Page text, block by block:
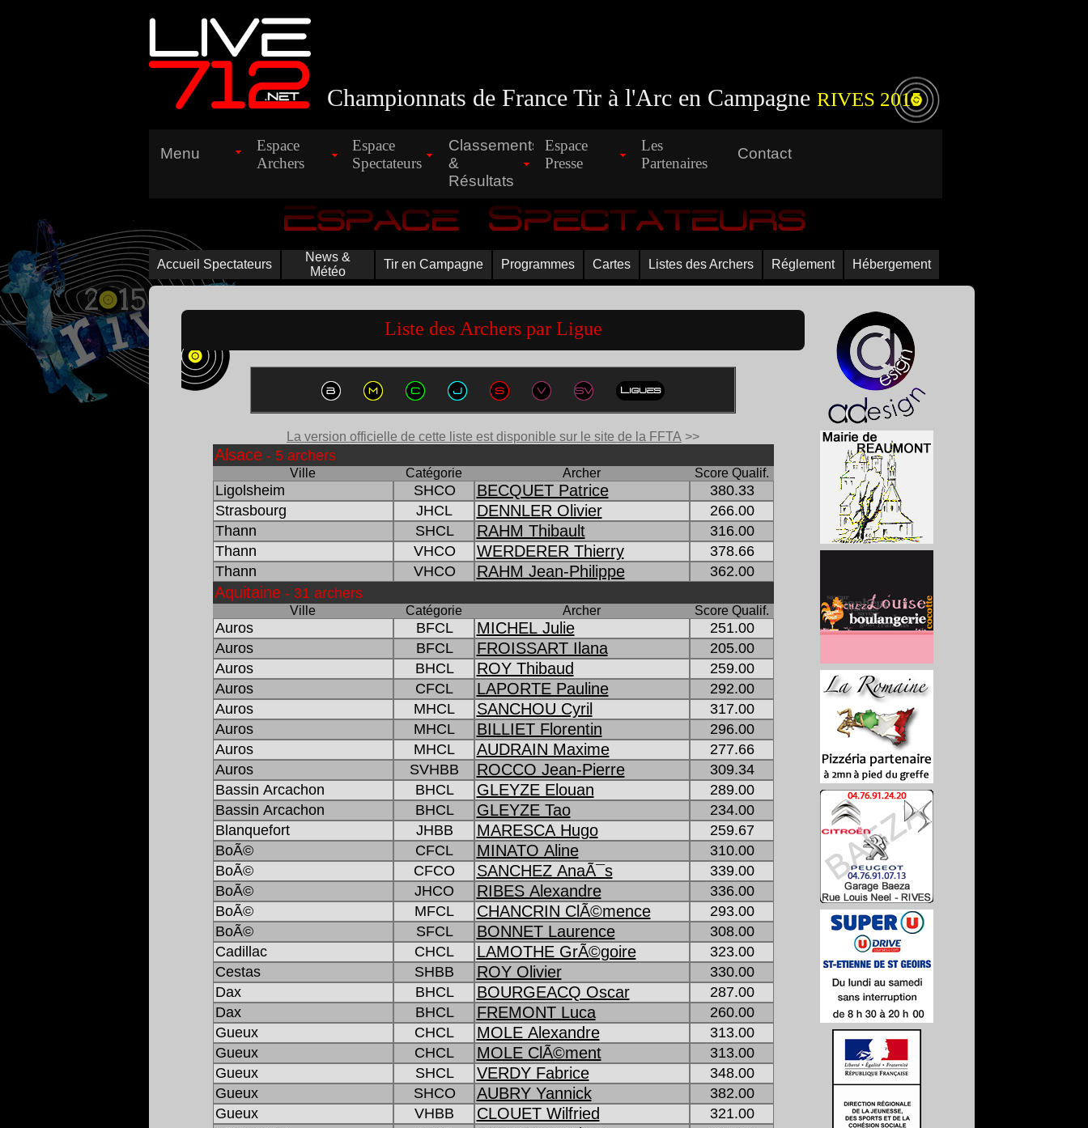
Championnats de France Tir à l'Arc en Campagne RIVES 2015
Menu
Espace
Archers
Espace
Spectateurs
Classements
&
Résultats
Espace
Presse
Les
Partenaires
Contact
Espace Spectateurs
Accueil Spectateurs
News &
Météo
Tir en Campagne Programmes Cartes Listes des Archers Réglement Hébergement
Liste des Archers par Ligue
La version officielle de cette liste est disponible sur le site de la FFTA >>
Alsace- 5 archers
Ville Catégorie Archer Score Qualif.
Ligolsheim SHCO BECQUET Patrice
380.33
Strasbourg
JHCL DENNLER Olivier
266.00
Thann
SHCL RAHM Thibault
316.00
Thann
VHCO WERDERER Thierry
378.66
Thann
VHCO RAHM Jean-Philippe 362.00
Aquitaine- 31 archers
Ville Catégorie Archer Score Qualif.
Auros BFCL MICHEL Julie
251.00
Auros
BFCL FROISSART Ilana
205.00
Auros
BHCL ROY Thibaud
259.00
Auros
CFCL LAPORTE Pauline
292.00
Auros
MHCL SANCHOU Cyril
317.00
Auros
MHCL BILLIET Florentin
296.00
Auros
MHCL AUDRAIN Maxime
277.66
Auros
SVHBB ROCCO Jean-Pierre
309.34
Bassin Arcachon
BHCL GLEYZE Elouan
289.00
Bassin Arcachon
BHCL GLEYZE Tao
234.00
Blanquefort
JHBB MARESCA Hugo
259.67
BoÃ©
CFCL MINATO Aline
310.00
BoÃ©
CFCO SANCHEZ AnaÃ¯s
339.00
BoÃ©
JHCO RIBES Alexandre
336.00
BoÃ©
MFCL CHANCRIN ClÃ©mence
293.00
BoÃ©
SFCL BONNET Laurence
308.00
Cadillac
CHCL LAMOTHE GrÃ©goire
323.00
Cestas
SHBB ROY Olivier
330.00
Dax
BHCL BOURGEACQ Oscar
287.00
Dax
BHCL FREMONT Luca
260.00
Gueux
CHCL MOLE Alexandre
313.00
Gueux
CHCL MOLE ClÃ©ment
313.00
Gueux
SHCL VERDY Fabrice
348.00
Gueux
SHCO AUBRY Yannick
382.00
Gueux
VHBB CLOUET Wilfried
321.00